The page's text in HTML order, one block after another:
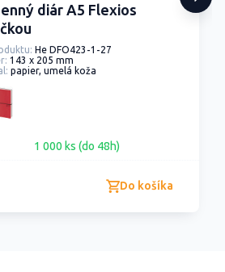
diár A5 Flexios
He DFO423-1-27
143 x 205 mm
papier, umelá koža
1 000 ks (do 48h)
Do košíka